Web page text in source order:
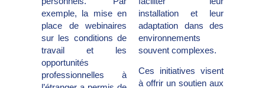
exemple, la mise en
place de webinaires
sur les conditions de
travail et les
opportunités
professionnelles à
installation et leur
adaptation dans des
environnements
souvent complexes.
Ces initiatives visent
à offrir un soutien aux